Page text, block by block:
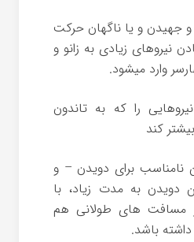
جهیدن و یا ناگهان حرکت
نیروهای زیادی به زانو و
وارد میشود.
را که به تاندون
کند
نامناسب برای دویدن – و
دویدن به مدت زیاد، با
مسافت های طولانی هم
داشته باشد.